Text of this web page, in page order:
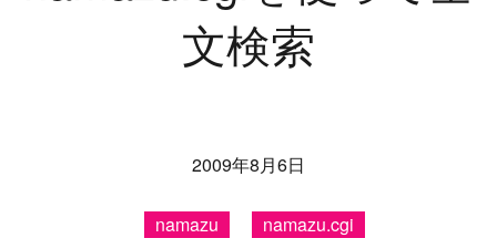
文検索
2009年8月6日
namazu namazu.cgi